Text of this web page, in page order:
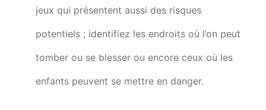
jeux qui présentent aussi des risques
potentiels ; identifiez les endroits où l’on peut
tomber ou se blesser ou encore ceux où les
enfants peuvent se mettre en danger.